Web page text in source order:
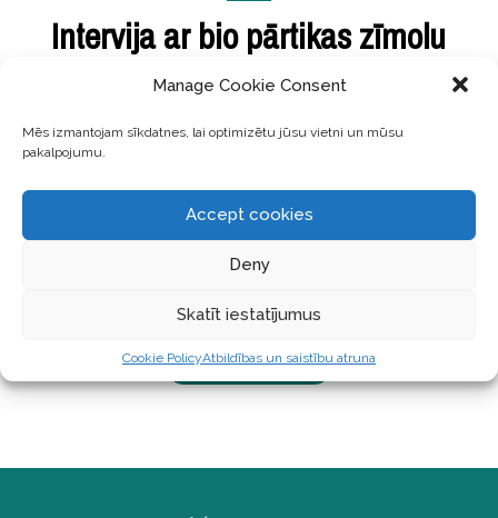
Manage Cookie Consent
Mēs izmantojam sīkdatnes, lai optimizētu jūsu vietni un mūsu
pakalpojumu.
Accept cookies
Deny
Skatīt iestatījumus
Cookie PolicyAtbildības un saistību atruna
Intervija ar bio pārtikas zīmolu
vadītāju Egiju Paroli. BIO
industrija nemelo.
Turpinu aizsākto interviju sēriju ar manām Biotēkas
kolēģēm. Jeb arī tā sauktajiem insider cilvēkiem,
dabīgajiem produktiem. Pirmo interviju ar Agnesi
Banderi, lasi šeit. Šoreiz intervija ar mūsu Egiju.
LASĪT TĀLĀK ...